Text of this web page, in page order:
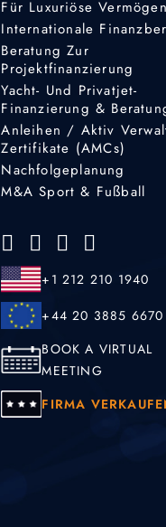
Für Luxuriöse
Internationale
Beratung Zur
Projektfinanzierung
Yacht- Und Privatjet-
Finanzierung &
Anleihen / Aktiv
Zertifikate (AMCs)
Nachfolgeplanung
M&A Sport & Fußball
+1 212 210 1940
+44 20 3885 6670
BOOK A VIRTUAL
MEETING
FIRMA